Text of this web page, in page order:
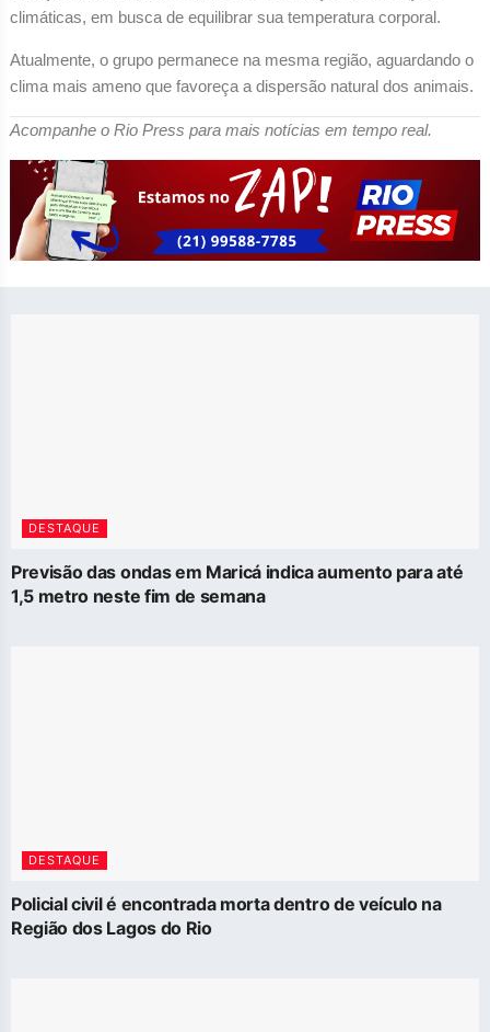
climáticas, em busca de equilibrar sua temperatura corporal.
Atualmente, o grupo permanece na mesma região, aguardando o
clima mais ameno que favoreça a dispersão natural dos animais.
Acompanhe o Rio Press para mais notícias em tempo real.
DESTAQUE
Previsão das ondas em Maricá indica aumento para até
1,5 metro neste fim de semana
DESTAQUE
Policial civil é encontrada morta dentro de veículo na
Região dos Lagos do Rio